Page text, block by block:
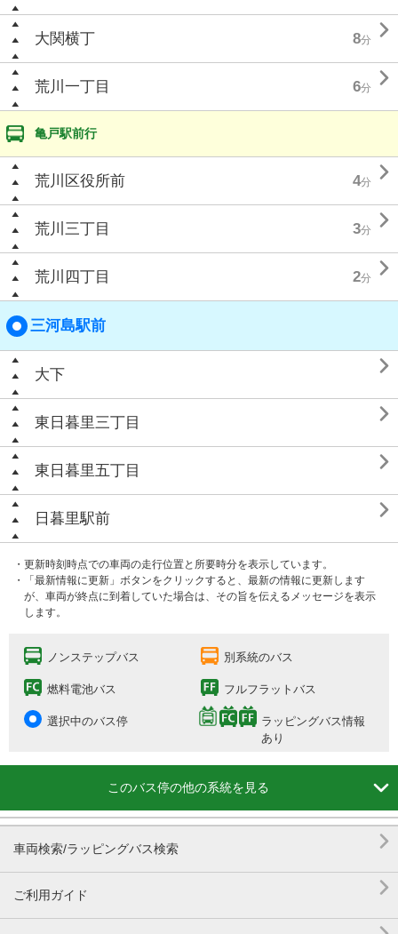
大関横丁 8分 
荒川一丁目 6分 
亀戸駅前行
荒川区役所前 4分 
荒川三丁目 3分 
荒川四丁目 2分 
三河島駅前
大下 
東日暮里三丁目 
東日暮里五丁目 
日暮里駅前 
・更新時刻時点での車両の走行位置と所要時分を表示しています。
・「最新情報に更新」ボタンをクリックすると、最新の情報に更新します
が、車両が終点に到着していた場合は、その旨を伝えるメッセージを表示
します。
ノンステップバス 別系統のバス
燃料電池バス フルフラットバス
選択中のバス停
ラッピングバス情報
あり
このバス停の他の系統を見る 
車両検索/ラッピングバス検索 
ご利用ガイド
